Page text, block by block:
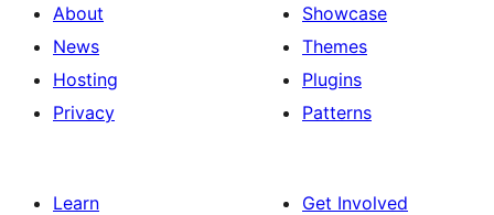
About
News
Hosting
Privacy
Showcase
Themes
Plugins
Patterns
Learn
Get Involved